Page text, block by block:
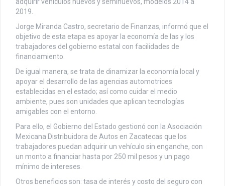
2019.
Jorge Miranda Castro, secretario de Finanzas, informó que el
objetivo de esta etapa es apoyar la economía de las y los
trabajadores del gobierno estatal con facilidades de
financiamiento.
De igual manera, se trata de dinamizar la economía local y
apoyar el desarrollo de las agencias automotrices
establecidas en el estado; así como cuidar el medio
ambiente, pues son unidades que aplican tecnologías
amigables con el entorno.
Para ello, el Gobierno del Estado gestionó con la Asociación
Mexicana Distribuidora de Autos en Zacatecas que los
trabajadores puedan adquirir un vehículo sin enganche, con
un monto a financiar hasta por 250 mil pesos y un pago
mínimo de intereses.
Otros beneficios son: tasa de interés y costo del seguro con